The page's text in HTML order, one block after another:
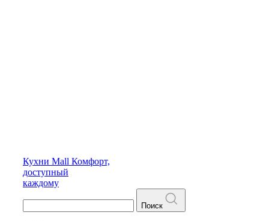
Кухни Mall Комфорт,
доступный
каждому
Поиск